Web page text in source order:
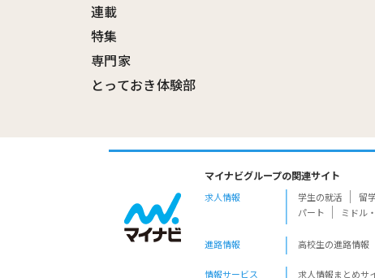
連載
特集
専門家
とっておき体験部
マイナビグループの関連サイト
求人情報 学生の就活 留
パート
ミドル
進路情報 高校生の進路情報
情報サービス 求人情報まとめサ